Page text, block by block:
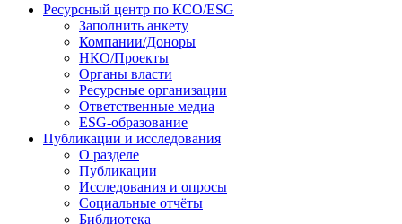
Перейти
содержимому
Ресурсный центр по КСО/ESG
Заполнить анкету
Компании/Доноры
НКО/Проекты
Органы власти
Ресурсные организации
Ответственные медиа
ESG-образование
Публикации и исследования
О разделе
Публикации
Исследования и опросы
Социальные отчёты
Библиотека